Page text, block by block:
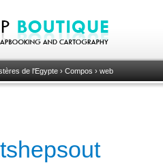
de l'Egypte › Compos › web